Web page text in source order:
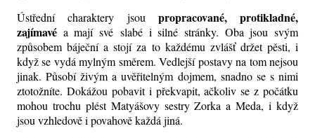
Ústřední charaktery jsou propracované, protikladné,
zajímavé a mají své slabé i silné stránky. Oba jsou svým
způsobem báječní a stojí za to každému zvlášť držet pěsti, i
když se vydá mylným směrem. Vedlejší postavy na tom nejsou
jinak. Působí živým a uvěřitelným dojmem, snadno se s nimi
ztotožníte. Dokážou pobavit i překvapit, ačkoliv se z počátku
mohou trochu plést Matyášovy sestry Zorka a Meda, i když
jsou vzhledově i povahově každá jiná.